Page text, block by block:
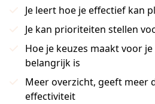
Je leert hoe je effectief kan
Je kan prioriteiten stellen
Hoe je keuzes maakt voor
belangrijk is
Meer overzicht, geeft meer
effectiviteit